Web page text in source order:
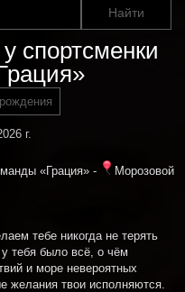
спортсменки
г.
«Грация» -
Морозовой
тебе никогда не терять
у тебя было всё, о чём
и море невероятных
желания твои исполняются.